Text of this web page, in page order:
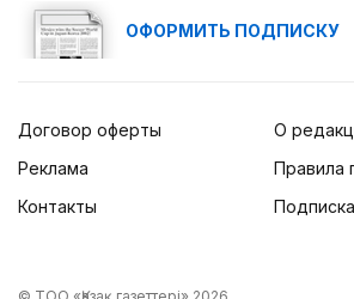
ОФОРМИТЬ ПОДПИСКУ
Договор оферты
Реклама
Контакты
О
Правила